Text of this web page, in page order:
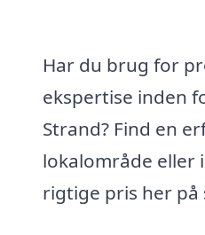
Har du brug for
ekspertise inden
Strand? Find en
lokalområde eller
rigtige pris her på